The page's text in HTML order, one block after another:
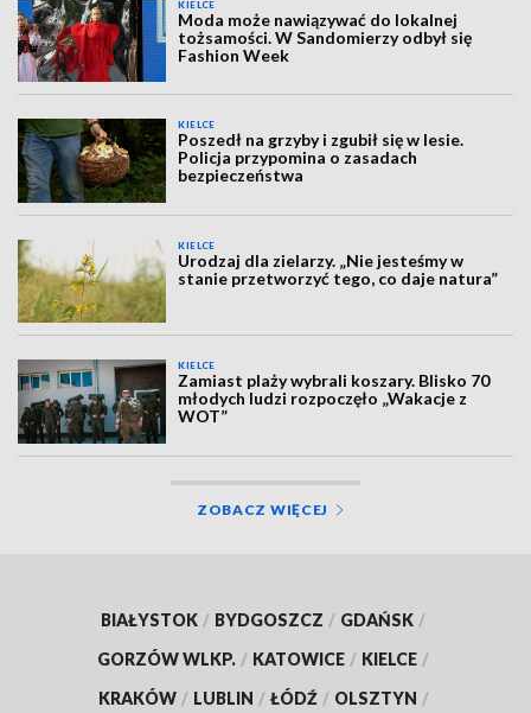
KIELCE
Moda może nawiązywać do lokalnej
tożsamości. W Sandomierzy odbył się
Fashion Week
KIELCE
Poszedł na grzyby i zgubił się w lesie.
Policja przypomina o zasadach
bezpieczeństwa
KIELCE
Urodzaj dla zielarzy. „Nie jesteśmy w
stanie przetworzyć tego, co daje natura”
KIELCE
Zamiast plaży wybrali koszary. Blisko 70
młodych ludzi rozpoczęło „Wakacje z
WOT”
ZOBACZ WIĘCEJ
BIAŁYSTOK / BYDGOSZCZ / GDAŃSK /
GORZÓW WLKP. / KATOWICE / KIELCE /
KRAKÓW / LUBLIN / ŁÓDŹ / OLSZTYN /